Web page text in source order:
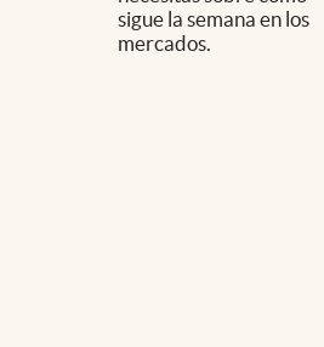
sigue la semana en los
mercados.